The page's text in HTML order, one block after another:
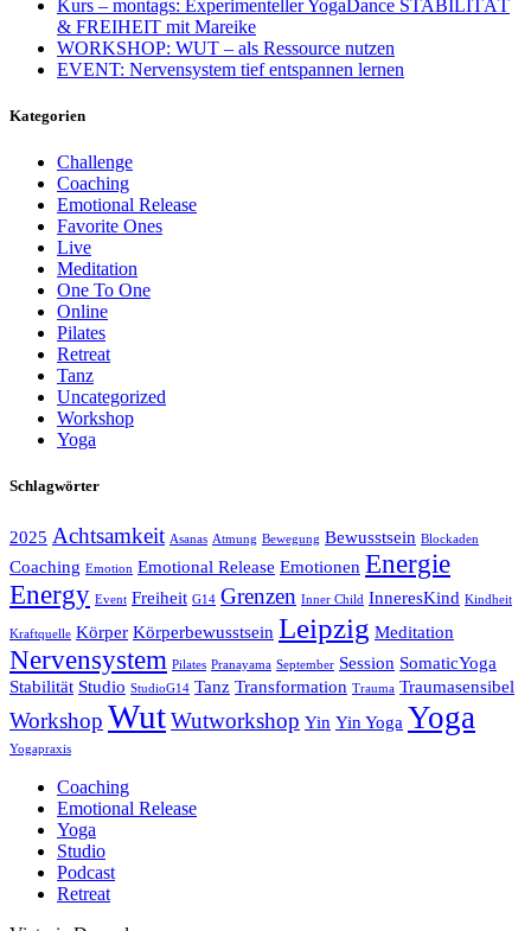
Kurs – montags: Experimenteller YogaDance STABILITÄT
& FREIHEIT mit Mareike
WORKSHOP: WUT – als Ressource nutzen
EVENT: Nervensystem tief entspannen lernen
Kategorien
Challenge
Coaching
Emotional Release
Favorite Ones
Live
Meditation
One To One
Online
Pilates
Retreat
Tanz
Uncategorized
Workshop
Yoga
Schlagwörter
2025 Achtsamkeit Asanas Atmung Bewegung Bewusstsein Blockaden
Coaching Emotion Emotional Release Emotionen Energie
Energy Event Freiheit G14 Grenzen Inner Child InneresKind Kindheit
Kraftquelle Körper Körperbewusstsein Leipzig Meditation
Nervensystem Pilates Pranayama September Session SomaticYoga
Stabilität Studio StudioG14 Tanz Transformation Trauma Traumasensibel
Workshop WutWutworkshop Yin Yin Yoga Yoga
Yogapraxis
Coaching
Emotional Release
Yoga
Studio
Podcast
Retreat